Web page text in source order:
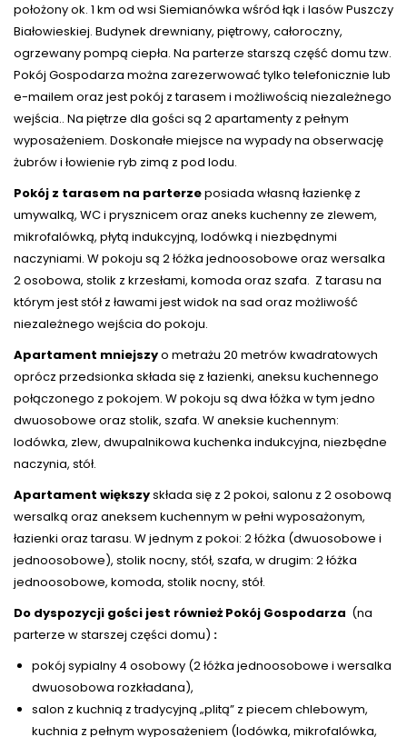
położony ok. 1 km od wsi Siemianówka wśród łąk i lasów Puszczy
Białowieskiej. Budynek drewniany, piętrowy, całoroczny,
ogrzewany pompą ciepła. Na parterze starszą część domu tzw.
Pokój Gospodarza można zarezerwować tylko telefonicznie lub
e-mailem oraz jest pokój z tarasem i możliwością niezależnego
wejścia.. Na piętrze dla gości są 2 apartamenty z pełnym
wyposażeniem. Doskonałe miejsce na wypady na obserwację
żubrów i łowienie ryb zimą z pod lodu.
Pokój z tarasem na parterzeposiada własną łazienkę z
umywalką, WC i prysznicem oraz aneks kuchenny ze zlewem,
mikrofalówką, płytą indukcyjną, lodówką i niezbędnymi
naczyniami. W pokoju są 2 łóżka jednoosobowe oraz wersalka
2 osobowa, stolik z krzesłami, komoda oraz szafa. Z tarasu na
którym jest stół z ławami jest widok na sad oraz możliwość
niezależnego wejścia do pokoju.
Apartament mniejszyo metrażu 20 metrów kwadratowych
oprócz przedsionka składa się z łazienki, aneksu kuchennego
połączonego z pokojem. W pokoju są dwa łóżka w tym jedno
dwuosobowe oraz stolik, szafa. W aneksie kuchennym:
lodówka, zlew, dwupalnikowa kuchenka indukcyjna, niezbędne
naczynia, stół.
Apartament większyskłada się z 2 pokoi, salonu z 2 osobową
wersalką oraz aneksem kuchennym w pełni wyposażonym,
łazienki oraz tarasu. W jednym z pokoi: 2 łóżka (dwuosobowe i
jednoosobowe), stolik nocny, stół, szafa, w drugim: 2 łóżka
jednoosobowe, komoda, stolik nocny, stół.
Do dyspozycji gości jest również Pokój Gospodarza (na
parterze w starszej części domu) :
pokój sypialny 4 osobowy (2 łóżka jednoosobowe i wersalka
dwuosobowa rozkładana),
salon z kuchnią z tradycyjną „plitą” z piecem chlebowym,
kuchnia z pełnym wyposażeniem (lodówka, mikrofalówka,